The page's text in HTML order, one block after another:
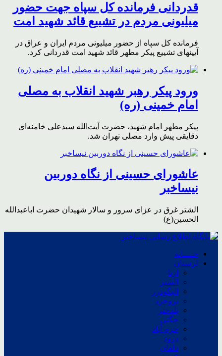
قدردانی فرمانده کل سپاه جهت حضور
میلیونی مردم در تشییع قائد شهید امت
فرمانده کل سپاه از حضور میلیونی مردم ایران و عراق در
آیینهای تشییع پیکر مطهر قائد شهید امت قدردانی کرد.
ورود پیکر رهبر شهید انقلاب به مصلی
امام خمینی (ره)
پیکر مطهر امام شهید،‌ حضرت آیت‌الله سیدعلی خامنه‌ای
دقایقی پیش وارد مصلی تهران شد.
عاشورای حسینی از نگاه دوربین
نیساخبر
الشتر غرق در عزای سرور و سالار شهیدان حضرت اباعبدالله
الحسین(ع)
خــــانه
لرستان
ازنا
الشتر
الیگودرز
بروجرد
پلدختر
چگنی
خرم آباد
درود
دلفان